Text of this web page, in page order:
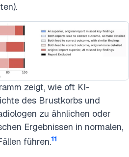
zeigt, wie oft KI-
des Brustkorbs und
zu ähnlichen oder
Ergebnissen in normalen,
führen.11